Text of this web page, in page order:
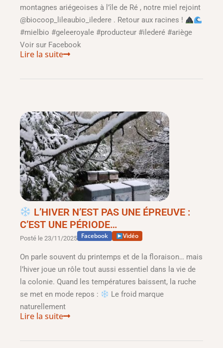
montagnes ariégeoises à l’île de Ré , notre miel rejoint
@biocoop_lileaubio_iledere . Retour aux racines !
#mielbio #geleeroyale #producteur #ilederé #ariège
Voir sur Facebook
Lire la suite
L’HIVER N’EST PAS UNE ÉPREUVE :
C’EST UNE PÉRIODE…
Posté le 23/11/2025 Facebook Vidéo
On parle souvent du printemps et de la floraison… mais
l’hiver joue un rôle tout aussi essentiel dans la vie de
la colonie. Quand les températures baissent, la ruche
se met en mode repos :
Le froid marque
naturellement
Lire la suite